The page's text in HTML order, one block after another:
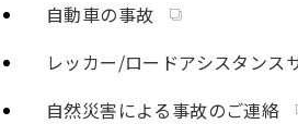
自動車の事故
レッカー/ロードアシスタンス
自然災害による事故のご連絡